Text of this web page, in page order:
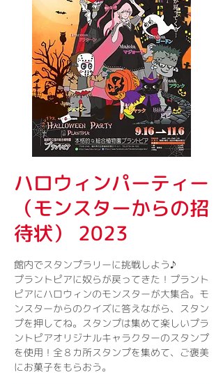
ハロウィンパーティー
（モンスターからの招
待状） 2023
館内でスタンプラリーに挑戦しよう♪
プラントピアに奴らが戻ってきた！プラント
ピアにハロウィンのモンスターが大集合。モ
ンスターからのクイズに答えながら、スタン
プを押してね。スタンプは集めて楽しいプラ
ントピアオリジナルキャラクターのスタンプ
を使用！全８カ所スタンプを集めて、ご褒美
にお菓子をもらおう。